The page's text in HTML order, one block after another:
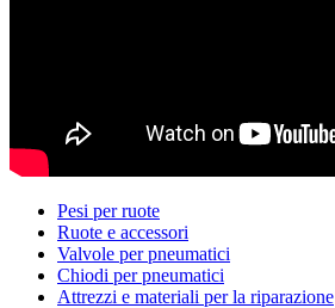
Pesi per ruote
Ruote e accessori
Valvole per pneumatici
Chiodi per pneumatici
Attrezzi e materiali per la riparazione